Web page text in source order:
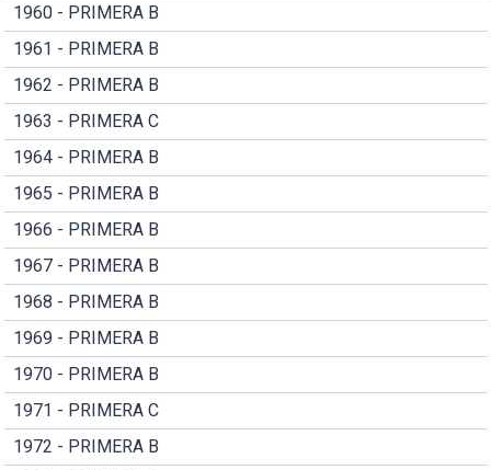
1960 - PRIMERA B
1961 - PRIMERA B
1962 - PRIMERA B
1963 - PRIMERA C
1964 - PRIMERA B
1965 - PRIMERA B
1966 - PRIMERA B
1967 - PRIMERA B
1968 - PRIMERA B
1969 - PRIMERA B
1970 - PRIMERA B
1971 - PRIMERA C
1972 - PRIMERA B